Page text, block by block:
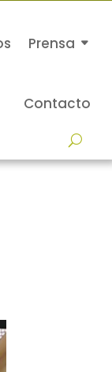
Prensa
Contacto